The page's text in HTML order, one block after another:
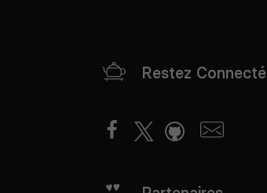
Restez Connecté